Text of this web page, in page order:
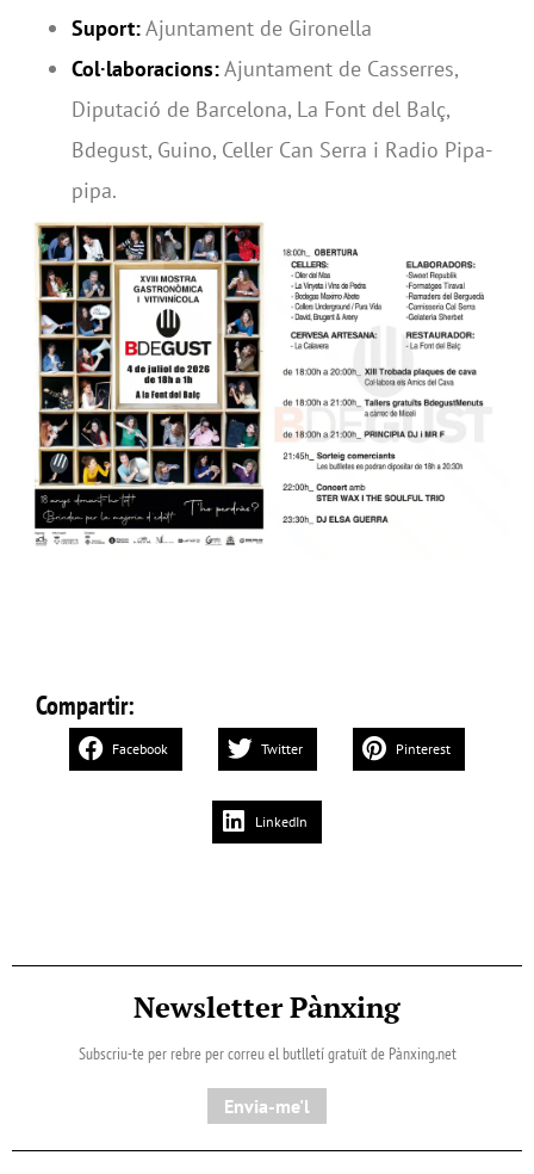
Suport:Ajuntament de Gironella
Col·laboracions:Ajuntament de Casserres,
Diputació de Barcelona, La Font del Balç,
Bdegust, Guino, Celler Can Serra i Radio Pipa-
pipa.
Compartir:
Facebook Twitter Pinterest
LinkedIn
Newsletter Pànxing
Subscriu-te per rebre per correu el butlletí gratuït de Pànxing.net​
Envia-me'l